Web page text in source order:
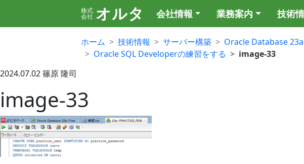
株式
会社 オルタ 会社情報 業務案内 技術
ホーム 技術情報 サーバー構築
Oracle Database
Oracle SQL Developerの練習をする
image-33
2024.07.02篠原 隆司
image-33